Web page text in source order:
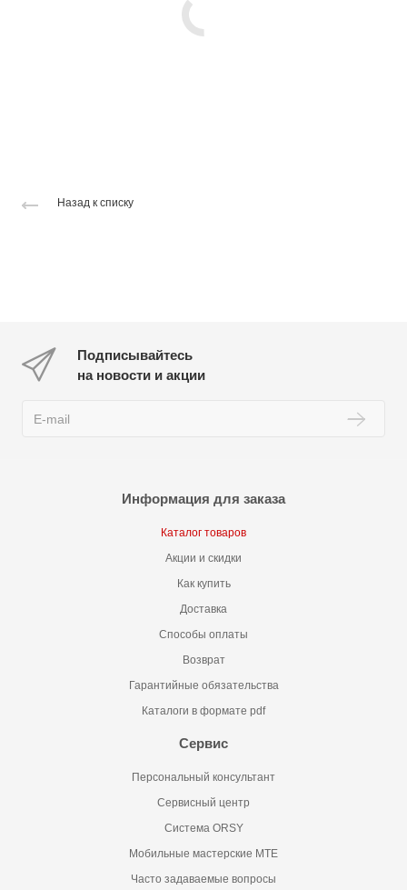
Назад к списку
Подписывайтесь
на новости и акции
Информация для заказа
Каталог товаров
Акции и скидки
Как купить
Доставка
Способы оплаты
Возврат
Гарантийные обязательства
Каталоги в формате pdf
Сервис
Персональный консультант
Сервисный центр
Система ORSY
Мобильные мастерские MTE
Часто задаваемые вопросы